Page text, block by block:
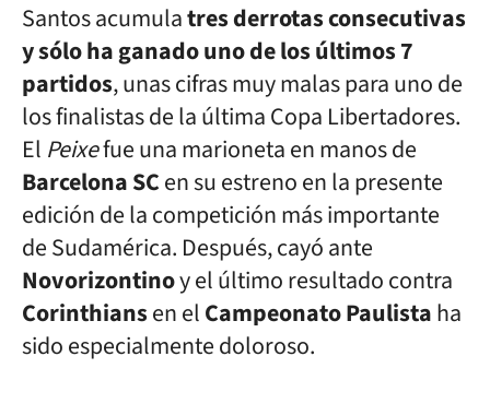
Santos acumulatres derrotas consecutivas
y sólo ha ganado uno de los últimos 7
partidos, unas cifras muy malas para uno de
los finalistas de la última Copa Libertadores.
El Peixefue una marioneta en manos de
Barcelona SCen su estreno en la presente
edición de la competición más importante
de Sudamérica. Después, cayó ante
Novorizontinoy el último resultado contra
Corinthiansen elCampeonato Paulistaha
sido especialmente doloroso.